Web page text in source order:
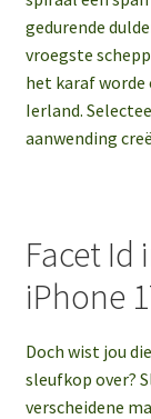
gedurende
vroegste
het karaf worde
Ierland.
aanwending
Facet Id
iPhone
Doch wist jou
sleufkop over?
verscheidene